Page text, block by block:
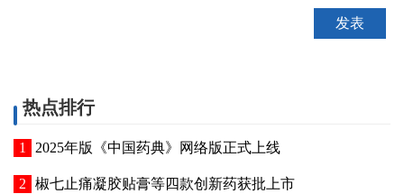
热点排行
2025年版《中国药典》网络版正式上线
椒七止痛凝胶贴膏等四款创新药获批上市